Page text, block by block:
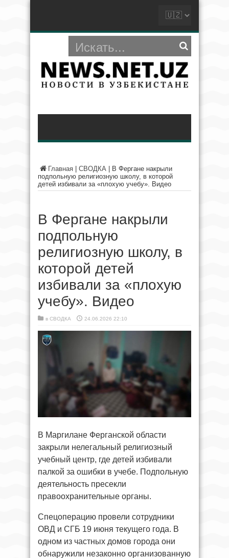
Главная СВОДКА
В Фергане накрыли
подпольную религиозную школу, в которой
детей избивали за «плохую учебу». Видео
В Фергане накрыли
подпольную
религиозную школу, в
которой детей
избивали за «плохую
учебу». Видео
в СВОДКА 24.06.2026 22:10
В Маргилане Ферганской области
закрыли нелегальный религиозный
учебный центр, где детей избивали
палкой за ошибки в учебе. Подпольную
деятельность пресекли
правоохранительные органы.
Спецоперацию провели сотрудники
ОВД и СГБ 19 июня текущего года. В
одном из частных домов города они
обнаружили незаконно организованную